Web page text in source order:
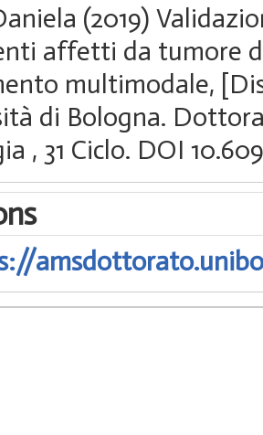
(2019)
affetti da tumore
multimodale,
di Bologna.
, 31 Ciclo. DOI